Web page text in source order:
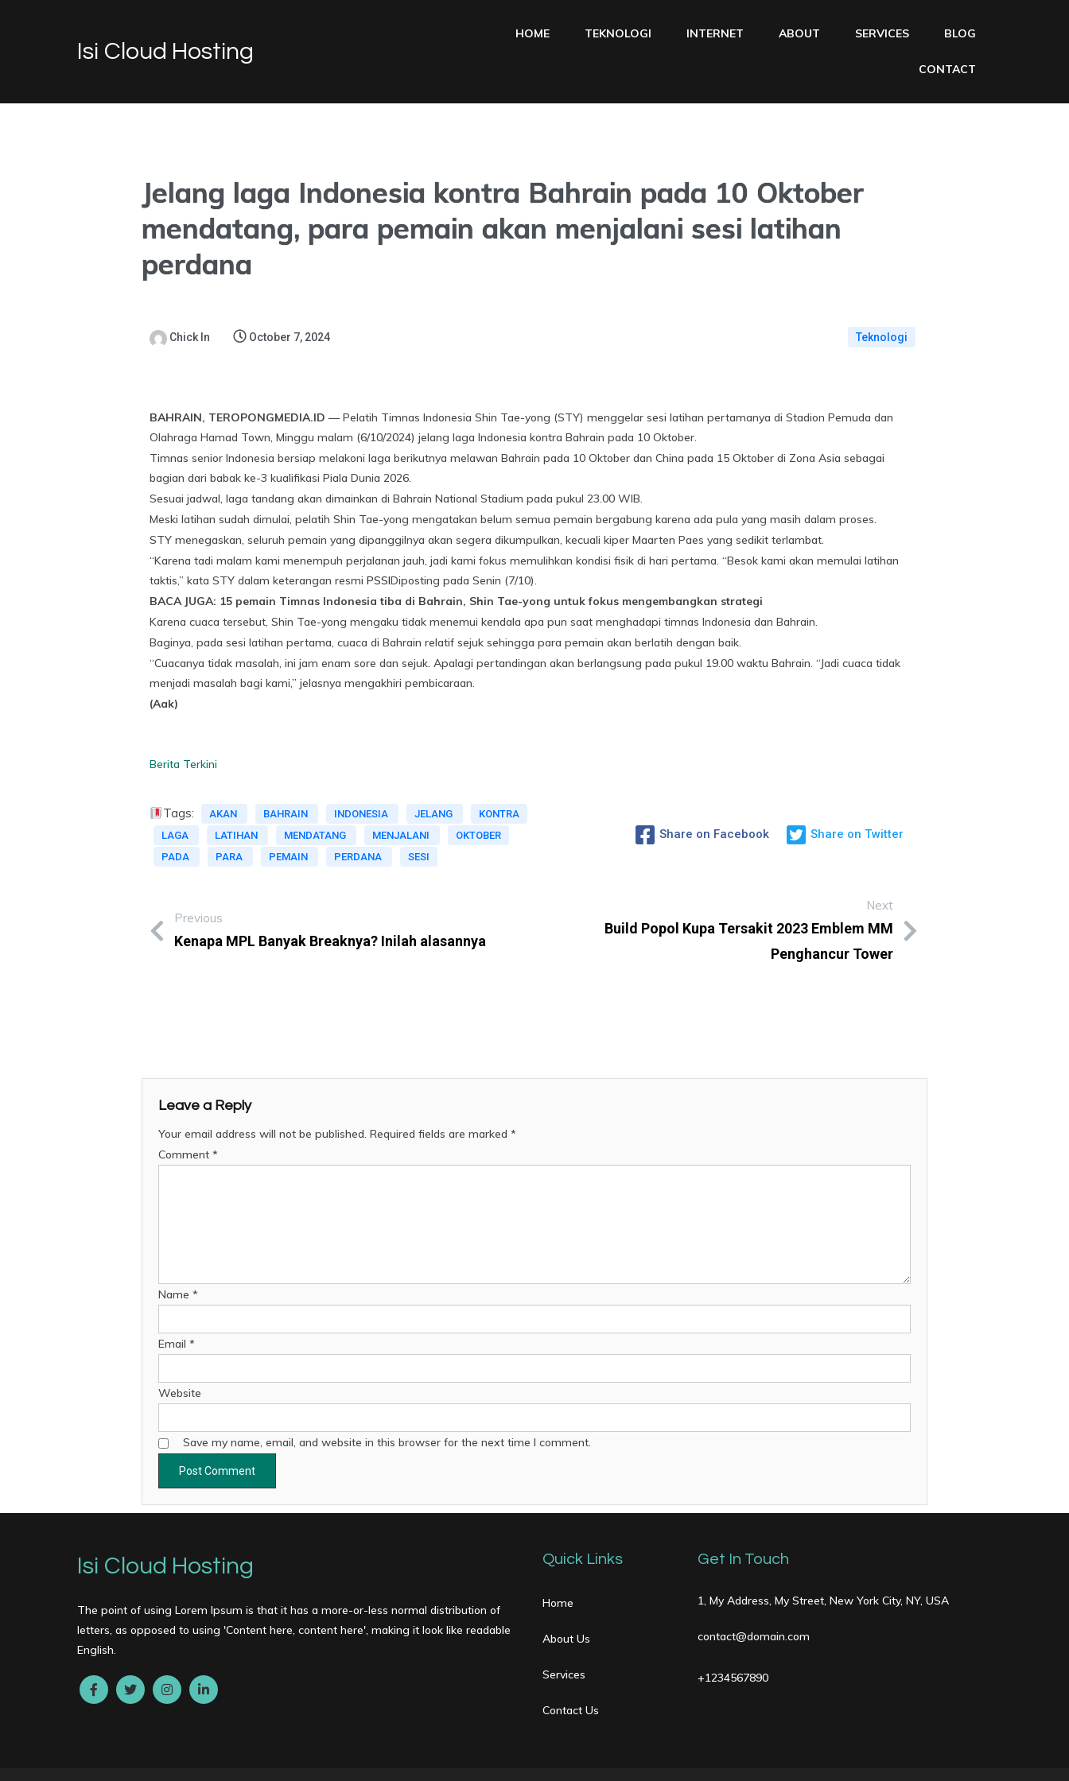
Isi Cloud Hosting
HOME TEKNOLOGI INTERNET ABOUT SERVICES BLOG
CONTACT
Jelang laga Indonesia kontra Bahrain pada 10 Oktober
mendatang, para pemain akan menjalani sesi latihan
perdana
Chick In October 7, 2024 Teknologi
BAHRAIN, TEROPONGMEDIA.ID — Pelatih Timnas Indonesia Shin Tae-yong (STY) menggelar sesi latihan pertamanya di Stadion Pemuda dan
Olahraga Hamad Town, Minggu malam (6/10/2024) jelang laga Indonesia kontra Bahrain pada 10 Oktober.
Timnas senior Indonesia bersiap melakoni laga berikutnya melawan Bahrain pada 10 Oktober dan China pada 15 Oktober di Zona Asia sebagai
bagian dari babak ke-3 kualifikasi Piala Dunia 2026.
Sesuai jadwal, laga tandang akan dimainkan di Bahrain National Stadium pada pukul 23.00 WIB.
Meski latihan sudah dimulai, pelatih Shin Tae-yong mengatakan belum semua pemain bergabung karena ada pula yang masih dalam proses.
STY menegaskan, seluruh pemain yang dipanggilnya akan segera dikumpulkan, kecuali kiper Maarten Paes yang sedikit terlambat.
“Karena tadi malam kami menempuh perjalanan jauh, jadi kami fokus memulihkan kondisi fisik di hari pertama. “Besok kami akan memulai latihan
taktis,” kata STY dalam keterangan resmi PSSIDiposting pada Senin (7/10).
BACA JUGA: 15 pemain Timnas Indonesia tiba di Bahrain, Shin Tae-yong untuk fokus mengembangkan strategi
Karena cuaca tersebut, Shin Tae-yong mengaku tidak menemui kendala apa pun saat menghadapi timnas Indonesia dan Bahrain.
Baginya, pada sesi latihan pertama, cuaca di Bahrain relatif sejuk sehingga para pemain akan berlatih dengan baik.
“Cuacanya tidak masalah, ini jam enam sore dan sejuk. Apalagi pertandingan akan berlangsung pada pukul 19.00 waktu Bahrain. “Jadi cuaca tidak
menjadi masalah bagi kami,” jelasnya mengakhiri pembicaraan.
(Aak)
Berita Terkini
Tags: AKAN BAHRAIN INDONESIA JELANG
KONTRA
LAGA
LATIHAN MENDATANG MENJALANI
OKTOBER
PADA
PARA PEMAIN PERDANA SESI
Share on Facebook Share on Twitter
Previous
Kenapa MPL Banyak Breaknya? Inilah alasannya
Next
Build Popol Kupa Tersakit 2023 Emblem MM
Penghancur Tower
Leave a Reply
Your email address will not be published. Required fields are marked *
Comment *
Name *
Email *
Website
Save my name, email, and website in this browser for the next time I comment.
Isi Cloud Hosting
The point of using Lorem Ipsum is that it has a more-or-less normal distribution of
letters, as opposed to using 'Content here, content here', making it look like readable
English.
Quick Links
Home
About Us
Services
Contact Us
Get In Touch
1, My Address, My Street, New York City, NY, USA
contact@domain.com
+1234567890